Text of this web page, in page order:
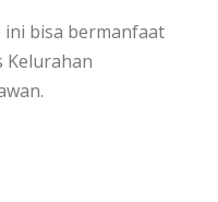
ini bisa bermanfaat
Kelurahan